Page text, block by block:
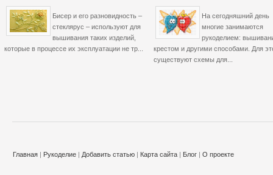
Бисер и его разновидность –
стеклярус – используют для
вышивания таких изделий,
которые в процессе их эксплуатации не тр...
На сегодняшний день
многие занимаются
рукоделием:
крестом и другими способами. Для
существуют схемы для...
Главная | Рукоделие | Добавить статью | Карта сайта | Блог | О проекте